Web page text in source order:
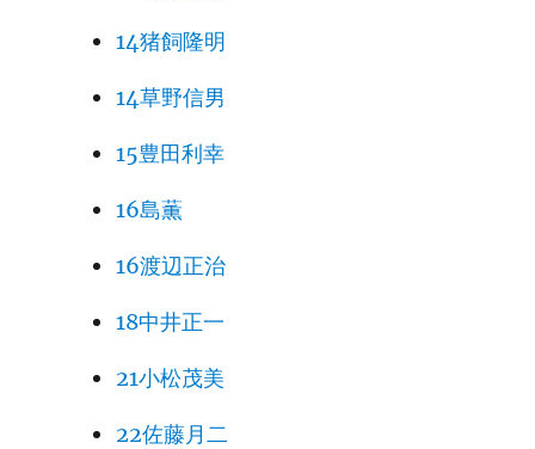
14猪飼隆明
14草野信男
15豊田利幸
16島薫
16渡辺正治
18中井正一
21小松茂美
22佐藤月二